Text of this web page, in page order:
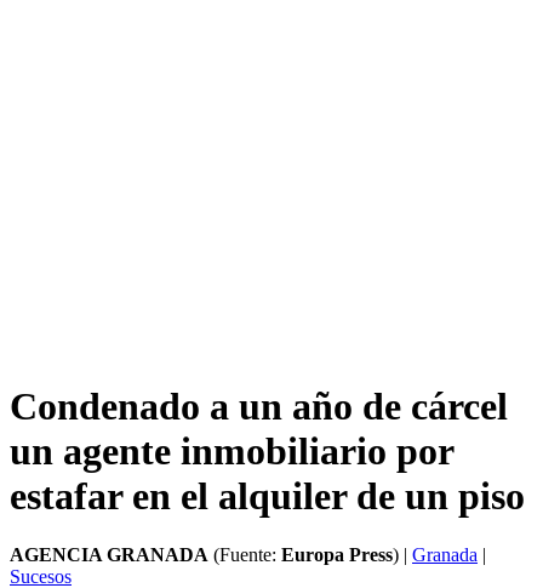
Condenado a un año de cárcel
un agente inmobiliario por
estafar en el alquiler de un piso
AGENCIA GRANADA (Fuente: Europa Press) | Granada |
Sucesos